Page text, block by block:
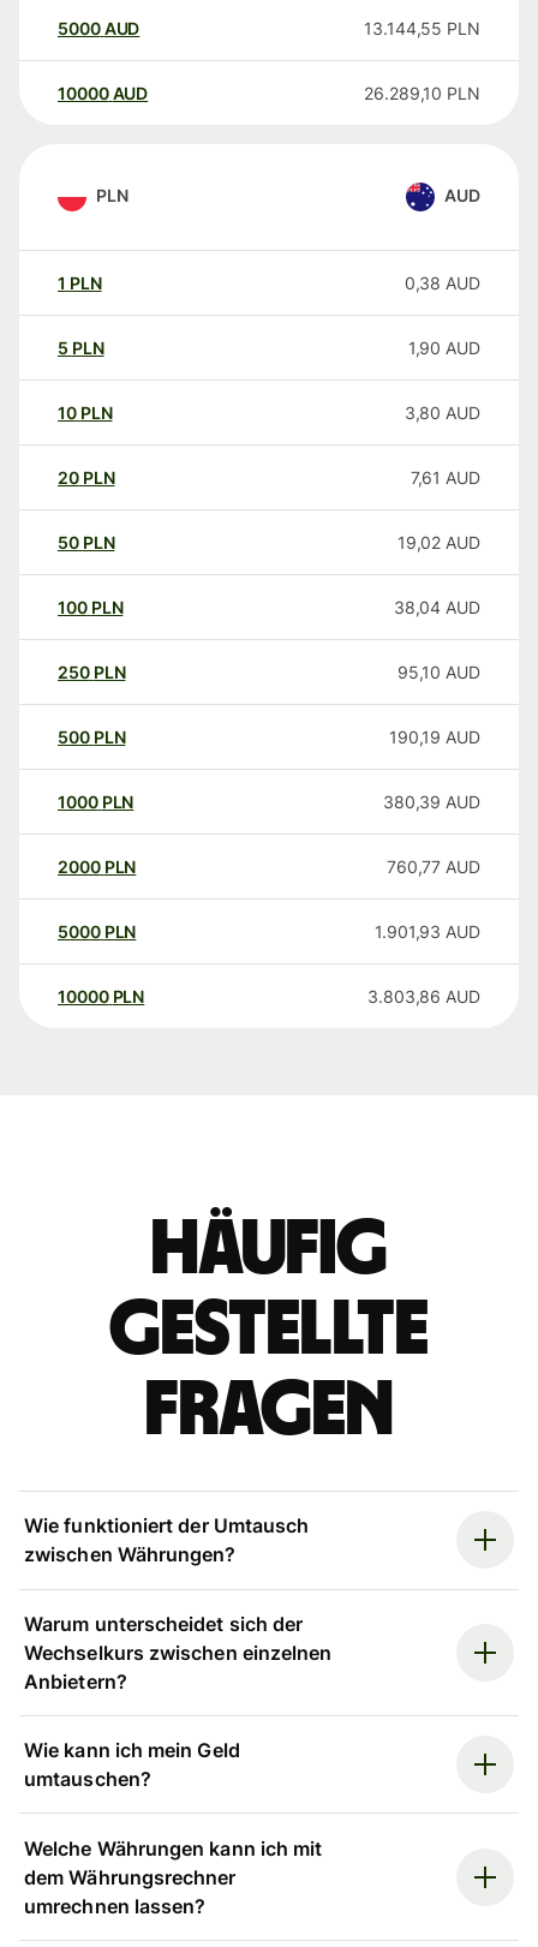
5000AUD 13.144,55 PLN
10000 AUD 26.289,10 PLN
PLN AUD
1 PLN 0,38 AUD
5 PLN 1,90 AUD
10 PLN 3,80 AUD
20 PLN 7,61 AUD
50 PLN 19,02 AUD
100 PLN 38,04 AUD
250 PLN 95,10 AUD
500 PLN 190,19 AUD
1000 PLN 380,39 AUD
2000 PLN 760,77 AUD
5000 PLN 1.901,93 AUD
10000 PLN 3.803,86 AUD
Häufig
gestellte
Fragen
Wie funktioniert der Umtausch
zwischen Währungen?
Warum unterscheidet sich der
Wechselkurs zwischen einzelnen
Anbietern?
Wie kann ich mein Geld
umtauschen?
Welche Währungen kann ich mit
dem Währungsrechner
umrechnen lassen?